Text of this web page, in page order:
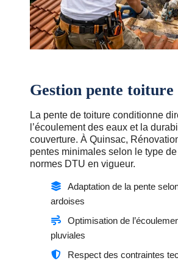
Gestion pente toiture
La pente de toiture conditionne
l’écoulement des eaux et la
couverture. À Quinsac,
pentes minimales selon le type
normes DTU en vigueur.
Adaptation de la pente
ardoises
Optimisation de
pluviales
Respect des contraintes